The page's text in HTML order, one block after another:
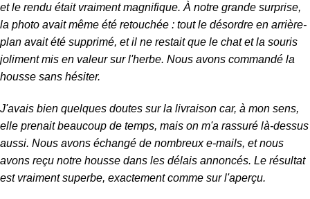
et le rendu était vraiment magnifique. À notre grande surprise,
la photo avait même été retouchée : tout le désordre en arrière-
plan avait été supprimé, et il ne restait que le chat et la souris
joliment mis en valeur sur l'herbe. Nous avons commandé la
housse sans hésiter.
J'avais bien quelques doutes sur la livraison car, à mon sens,
elle prenait beaucoup de temps, mais on m'a rassuré là-dessus
aussi. Nous avons échangé de nombreux e-mails, et nous
avons reçu notre housse dans les délais annoncés. Le résultat
est vraiment superbe, exactement comme sur l'aperçu.